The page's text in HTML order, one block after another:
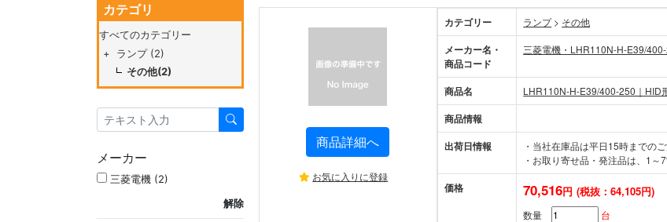
商品詳細へ
お気に入りに登録
カテゴリー ランプ > その他
メーカー名・
商品コード
三菱電機・LHR110N-H-E39/
商品名 LHR110N-H-E39/400-250｜HID
商品情報
出荷日情報
・当社在庫品は平日15時までの
・お取り寄せ品・発注品は、1
価格 70,516円 (税抜：64,105円)
数量
台
カテゴリ
すべてのカテゴリー
+
ランプ (2)
その他(2)
メーカー
三菱電機 (2)
解除